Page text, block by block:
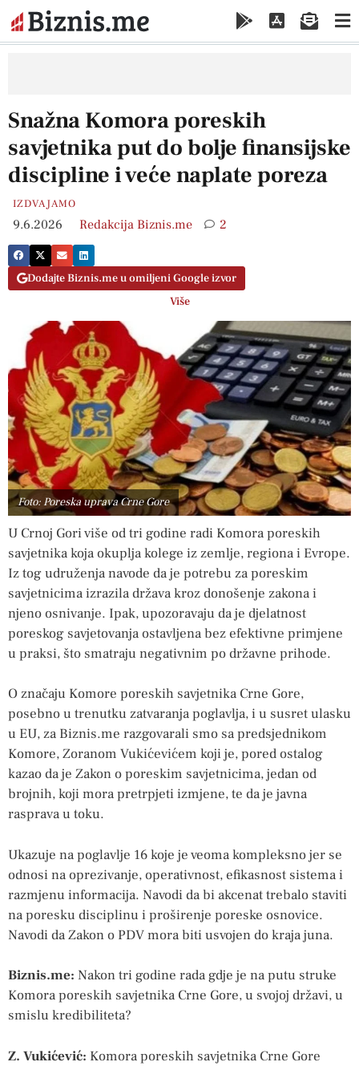
Snažna Komora poreskih
savjetnika put do bolje finansijske
discipline i veće naplate poreza
IZDVAJAMO
9.6.2026 Redakcija Biznis.me 2
Dodajte Biznis.me u omiljeni Google izvor
Više
Foto: Poreska uprava Crne Gore
U Crnoj Gori više od tri godine radi Komora poreskih
savjetnika koja okuplja kolege iz zemlje, regiona i Evrope.
Iz tog udruženja navode da je potrebu za poreskim
savjetnicima izrazila država kroz donošenje zakona i
njeno osnivanje. Ipak, upozoravaju da je djelatnost
poreskog savjetovanja ostavljena bez efektivne primjene
u praksi, što smatraju negativnim po državne prihode.
O značaju Komore poreskih savjetnika Crne Gore,
posebno u trenutku zatvaranja poglavlja, i u susret ulasku
u EU, za Biznis.me razgovarali smo sa predsjednikom
Komore, Zoranom Vukićevićem koji je, pored ostalog
kazao da je Zakon o poreskim savjetnicima, jedan od
brojnih, koji mora pretrpjeti izmjene, te da je javna
rasprava u toku.
Ukazuje na poglavlje 16 koje je veoma kompleksno jer se
odnosi na oprezivanje, operativnost, efikasnost sistema i
razmjenu informacija. Navodi da bi akcenat trebalo staviti
na poresku disciplinu i proširenje poreske osnovice.
Navodi da Zakon o PDV mora biti usvojen do kraja juna.
Biznis.me: Nakon tri godine rada gdje je na putu struke
Komora poreskih savjetnika Crne Gore, u svojoj državi, u
smislu kredibiliteta?
Z. Vukićević: Komora poreskih savjetnika Crne Gore